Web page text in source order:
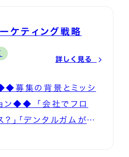
を統括するPMとして活
いただきます。
出などのデータ管理 ・
バイル／PC／OA機器
ど導入/リプレイス/保
ポート、社内Q&A対応
IT資産管理 ・情報セキ
リティ対策の企画・導入
・最適なUI/UXを考慮
・要件定義／設計 ・
使ったマルチデバイス
応のWEBサイト開発 ・
ザイナーやバックエンド
ケティング戦略
詳しく見る
募集の背景とミッシ
ン◆◆ 「会社でフロ
？」「デンタルガムが福